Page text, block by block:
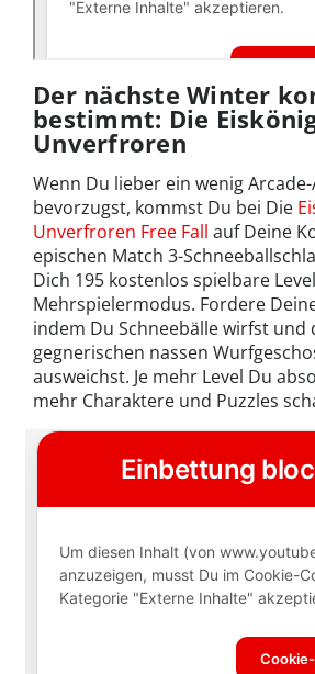
Der nächste Winter
bestimmt: Die
Unverfroren
Wenn Du lieber ein wenig
bevorzugst, kommst Du bei Die
Unverfroren Free Fall auf Deine
epischen Match 3-
Dich 195 kostenlos spielbare
Mehrspielermodus. Fordere
indem Du Schneebälle wirfst und
gegnerischen nassen
ausweichst. Je mehr Level Du
mehr Charaktere und Puzzles